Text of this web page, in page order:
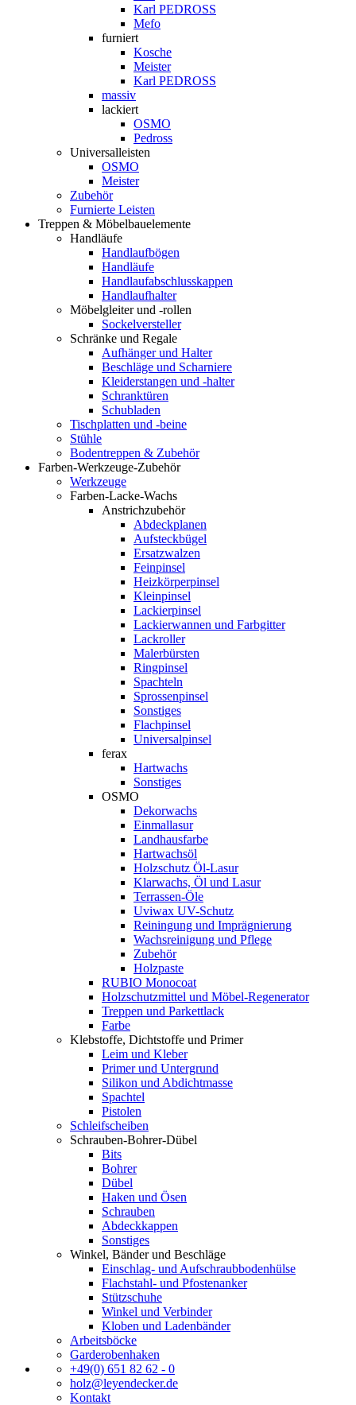
Karl PEDROSS
Mefo
furniert
Kosche
Meister
Karl PEDROSS
massiv
lackiert
OSMO
Pedross
Universalleisten
OSMO
Meister
Zubehör
Furnierte Leisten
Treppen & Möbelbauelemente
Handläufe
Handlaufbögen
Handläufe
Handlaufabschlusskappen
Handlaufhalter
Möbelgleiter und -rollen
Sockelversteller
Schränke und Regale
Aufhänger und Halter
Beschläge und Scharniere
Kleiderstangen und -halter
Schranktüren
Schubladen
Tischplatten und -beine
Stühle
Bodentreppen & Zubehör
Farben-Werkzeuge-Zubehör
Werkzeuge
Farben-Lacke-Wachs
Anstrichzubehör
Abdeckplanen
Aufsteckbügel
Ersatzwalzen
Feinpinsel
Heizkörperpinsel
Kleinpinsel
Lackierpinsel
Lackierwannen und Farbgitter
Lackroller
Malerbürsten
Ringpinsel
Spachteln
Sprossenpinsel
Sonstiges
Flachpinsel
Universalpinsel
ferax
Hartwachs
Sonstiges
OSMO
Dekorwachs
Einmallasur
Landhausfarbe
Hartwachsöl
Holzschutz Öl-Lasur
Klarwachs, Öl und Lasur
Terrassen-Öle
Uviwax UV-Schutz
Reiningung und Imprägnierung
Wachsreinigung und Pflege
Zubehör
Holzpaste
RUBIO Monocoat
Holzschutzmittel und Möbel-Regenerator
Treppen und Parkettlack
Farbe
Klebstoffe, Dichtstoffe und Primer
Leim und Kleber
Primer und Untergrund
Silikon und Abdichtmasse
Spachtel
Pistolen
Schleifscheiben
Schrauben-Bohrer-Dübel
Bits
Bohrer
Dübel
Haken und Ösen
Schrauben
Abdeckkappen
Sonstiges
Winkel, Bänder und Beschläge
Einschlag- und Aufschraubbodenhülse
Flachstahl- und Pfostenanker
Stützschuhe
Winkel und Verbinder
Kloben und Ladenbänder
Arbeitsböcke
Garderobenhaken
+49(0) 651 82 62 - 0
holz@leyendecker.de
Kontakt